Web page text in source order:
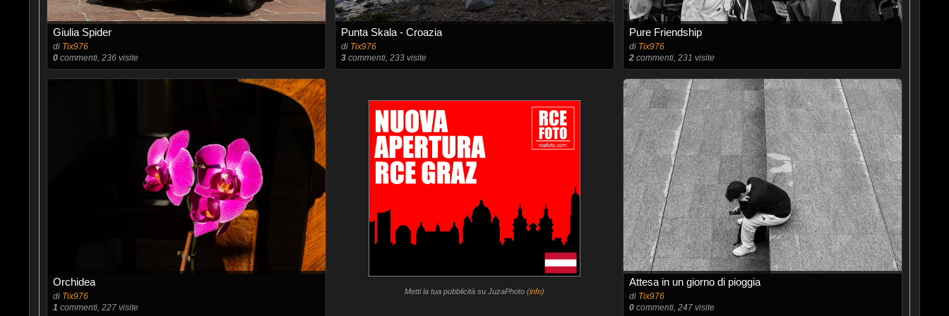
Giulia Spider
di Tix976
0commenti, 236 visite
Punta Skala - Croazia
di Tix976
3commenti, 233 visite
Pure Friendship
di Tix976
2 commenti, 231 visite
Orchidea
di Tix976
1 commenti, 227 visite
Metti la tua pubblicità su JuzaPhoto (info)
Attesa in un giorno di pioggia
di Tix976
0 commenti, 247 visite